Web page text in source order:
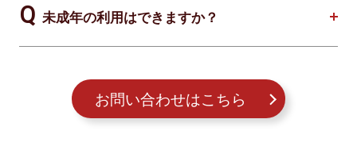
未成年の利用はできますか？
お問い合わせはこちら